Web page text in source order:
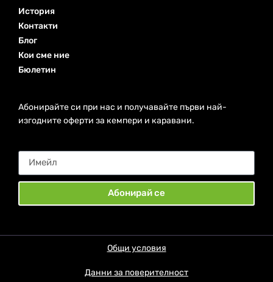
История
Контакти
Блог
Кои сме ние
Бюлетин
Абонирайте си при нас и получавайте първи най-
изгодните оферти за кемпери и каравани.
Абонирай се
Общи условия
Данни за поверителност